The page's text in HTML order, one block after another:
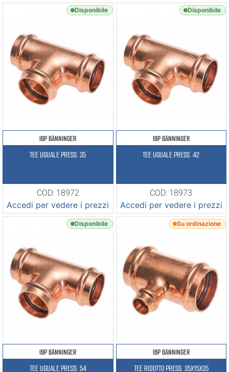
Disponibile
IBP BÄNNINGER
TEE UGUALE PRESS. 35
COD: 18972
Accedi per vedere i prezzi
Disponibile
IBP BÄNNINGER
TEE UGUALE PRESS. 42
COD: 18973
Accedi per vedere i prezzi
Disponibile
IBP BÄNNINGER
TEE UGUALE PRESS. 54
Su ordinazione
IBP BÄNNINGER
TEE RIDOTTO PRESS. 35X15X35